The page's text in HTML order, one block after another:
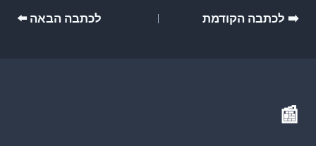
ניווט
➡️ לכתבה הקודמת לכתבה הבאה ⬅️
📰